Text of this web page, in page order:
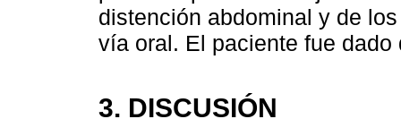
distención abdominal y de
vía oral. El paciente fue
3. DISCUSIÓN